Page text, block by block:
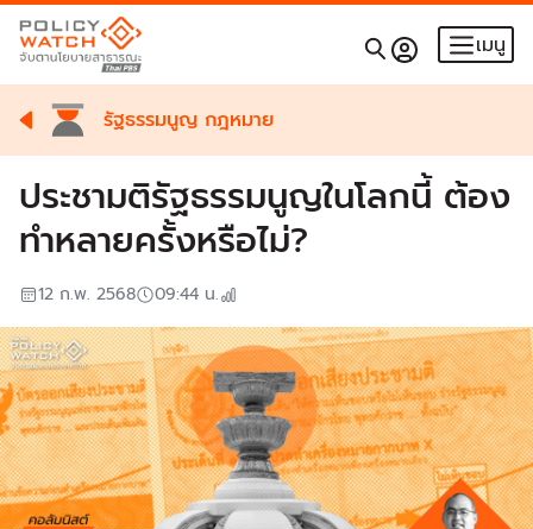
เมนู
รัฐธรรมนูญ กฎหมาย
ประชามติรัฐธรรมนูญในโลกนี้ ต้อง
ทำหลายครั้งหรือไม่?
12 ก.พ. 2568 09:44 น.